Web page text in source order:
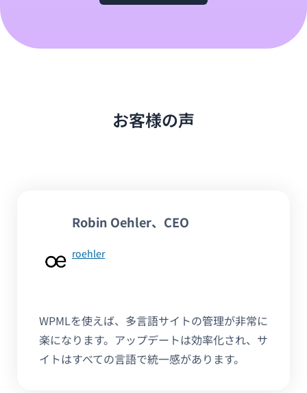
お客様の声
Robin Oehler、CEO
roehler
WPMLを使えば、多言語サイトの管理が非常に
楽になります。アップデートは効率化され、サ
イトはすべての言語で統一感があります。